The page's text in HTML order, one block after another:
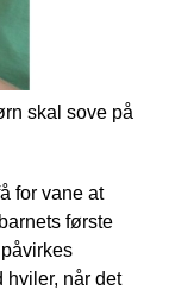
skal sove på
for vane at
første
hviler, når det